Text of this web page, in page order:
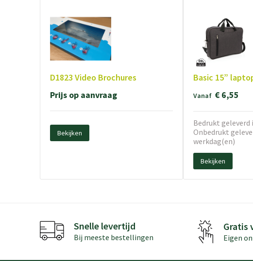
D1823 Video Brochures
Prijs op aanvraag
Bekijken
Basic 15”
Vanaf € 6,55
Bedrukt geleverd
Onbedrukt
werkdag(en)
Bekijken
Snelle levertijd
Bij meeste bestellingen
Gratis
Eigen